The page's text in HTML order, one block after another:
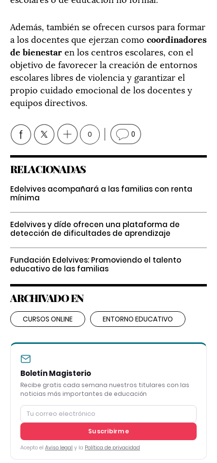
Además, también se ofrecen cursos para formar
a los docentes que ejerzan como coordinadores
de bienestaren los centros escolares, con el
objetivo de favorecer la creación de entornos
escolares libres de violencia y garantizar el
propio cuidado emocional de los docentes y
equipos directivos.
0 0
RELACIONADAS
Edelvives acompañará a las familias con renta
mínima
Edelvives y díde ofrecen una plataforma de
detección de dificultades de aprendizaje
Fundación Edelvives: Promoviendo el talento
educativo de las familias
ARCHIVADO EN
CURSOS ONLINE ENTORNO EDUCATIVO
Boletín Magisterio
Recibe gratis cada semana nuestros titulares con las
noticias más importantes de educación
Suscribirme
Acepto el Aviso legal y la Política de privacidad